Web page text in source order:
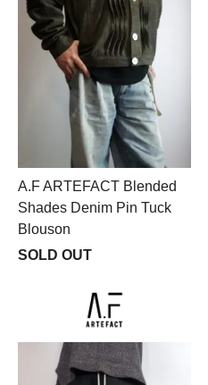
A.F ARTEFACT Blended
Shades Denim Pin Tuck
Blouson
SOLD OUT